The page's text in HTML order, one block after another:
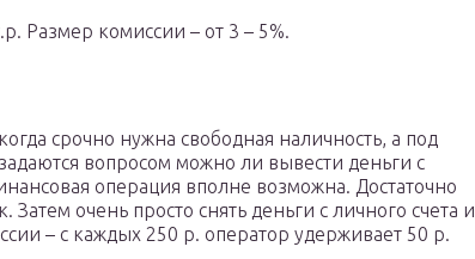
Размер комиссии – от 3 – 5%.
срочно нужна свободная наличность, а под
вопросом можно ли вывести деньги с
операция вполне возможна. Достаточно
очень просто снять деньги с личного счета и
– с каждых 250 р. оператор удерживает 50 р.